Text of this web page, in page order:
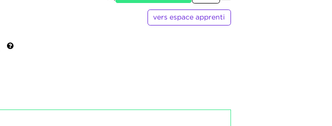
vers espace apprenti